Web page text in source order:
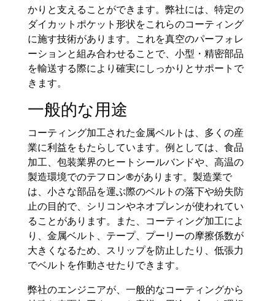
かりと支えることができます。弊社には、特定の
ダイカットポケット形状をこれらのコーティング
に施す技術があります。これを真空のパーフォレ
ーションと組み合わせることで、小型・精密部品
を輸送する際により確実にしっかりとサポートで
きます。
一般的な用途
コーティング加工された金属ベルトは、多くの産
業に利益をもたらしています。例としては、食品
加工、包装業界のヒートシールバンドや、高温の
製造環境でのテフロン®があります。製造業で
は、小さな部品を運ぶ際のベルトの落下や紛失防
止の目的で、シリコンやネオプレンが使われてい
ることがあります。また、コーティング加工によ
り、金属ベルト、テープ、プーリーの摩擦係数が
大きくなるため、スリップを防止したり、低張力
でベルトを作動させたりできます。
弊社のエンジニアが、一般的なコーティングから